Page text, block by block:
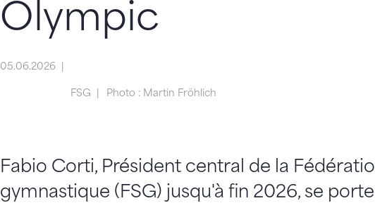
Olympic
05.06.2026
FSG Photo : Martin Fröhlich
Fabio Corti, Président central de la
gymnastique (FSG) jusqu'à fin 2026, se